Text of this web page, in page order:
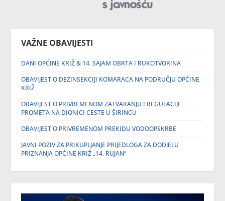
VAŽNE OBAVIJESTI
DANI OPĆINE KRIŽ & 14. SAJAM OBRTA I RUKOTVORINA
OBAVIJEST O DEZINSEKCIJI KOMARACA NA PODRUČJU OPĆINE
KRIŽ
OBAVIJEST O PRIVREMENOM ZATVARANJU I REGULACIJI
PROMETA NA DIONICI CESTE U ŠIRINCU
OBAVIJEST O PRIVREMENOM PREKIDU VODOOPSKRBE
JAVNI POZIV ZA PRIKUPLJANJE PRIJEDLOGA ZA DODJELU
PRIZNANJA OPĆINE KRIŽ „14. RUJAN“